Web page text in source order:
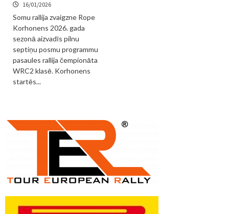
16/01/2026
Somu rallija zvaigzne Rope
Korhonens 2026. gada
sezonā aizvadīs pilnu
septiņu posmu programmu
pasaules rallija čempionāta
WRC2 klasē. Korhonens
startēs...